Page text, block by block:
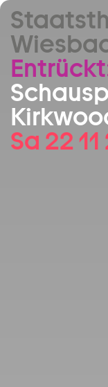
Zum
Zum Footer
Sa 22